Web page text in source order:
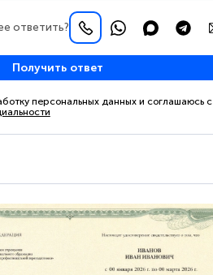
ответить?
Получить ответ
персональных данных и соглашаюсь с